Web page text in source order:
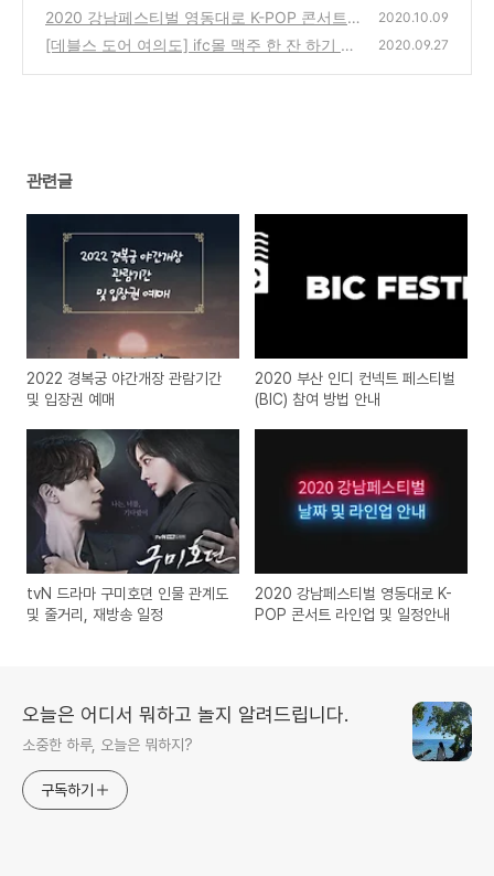
재방송 일정
(0)
2020 강남페스티벌 영동대로 K-POP 콘서트
라인업 및 일정안내
(0)
2020.10.09
[데블스 도어 여의도] ifc몰 맥주 한 잔 하기 좋
2020.09.27
관련글
2022 경복궁 야간개장 관람기간
및 입장권 예매
2020 부산 인디 컨넥트 페스티벌
(BIC) 참여 방법 안내
tvN 드라마 구미호뎐 인물 관계도
및 줄거리, 재방송 일정
2020 강남페스티벌 영동대로 K-
POP 콘서트 라인업 및 일정안내
오늘은 어디서 뭐하고 놀지 알려드립니다.
소중한 하루, 오늘은 뭐하지?
구독하기